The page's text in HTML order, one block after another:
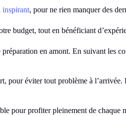
inspirant, pour ne rien manquer des
budget, tout en bénéficiant
en amont. En suivant les
éviter tout problème à
pour profiter pleinement de chaque